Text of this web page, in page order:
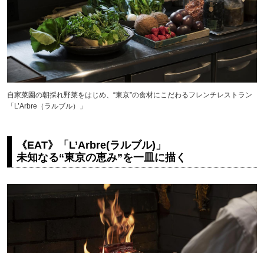
自家菜園の朝採れ野菜をはじめ、“東京”の食材にこだわるフレンチレストラン
「L’Arbre（ラルブル）」
《EAT》「L’Arbre(ラルブル)」
未知なる“東京の恵み”を一皿に描く